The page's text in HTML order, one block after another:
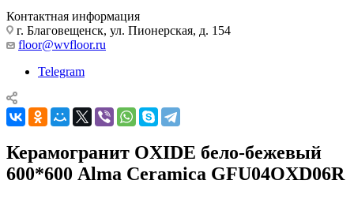
Контактная информация
г. Благовещенск, ул. Пионерская, д. 154
floor@wvfloor.ru
Telegram
Керамогранит OXIDE бело-бежевый
600*600 Alma Ceramica GFU04OXD06R